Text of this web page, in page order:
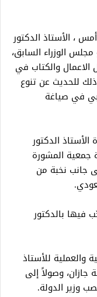
، الأستاذ الدكتور
الوزراء السابق،
والكتاب في
للحديث عن تنوع
في صياغة
الدكتور
جمعية المشورة
جانب نخبة من
فيها بالدكتور
للأستاذ
وصولاً إلى
وزير الدولة.